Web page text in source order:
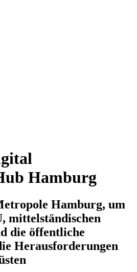
Hamburg
Hamburg, um
mittelständischen
die öffentliche
Herausforderungen